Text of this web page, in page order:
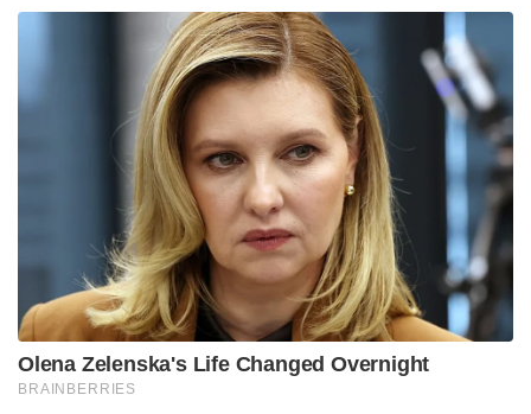
വിസമ്മതിച്ചതിന് സാമ്പത്തിക ഉപരോധം
ഏർപ്പെടുത്തുമെന്ന് പ്രസിഡന്റ് ഡൊണാൾഡ് ട്രംപ്
ഭീഷണിപ്പെടുത്തിയതിന് തൊട്ടുപിന്നാലെയാണ് മുട്ട
ചോദിച്ചുകൊണ്ടുള്ള അമേരിക്കയുടെ ഈ സഹായ
അഭ്യർത്ഥന. അതുകൊണ്ട് തന്നെ കുറച്ച് ഡിമാൻഡ്
ഇട്ടതിന് ശേഷമേ മുട്ടക്കാര്യത്തിൽ ഡെൻമാർക്ക്
എന്തായാലും ഒരു തീരുമാനമെടുക്കൂ.
മുട്ടക്കാര്യത്തിൽ ട്രംപ് ഉടനടി എന്തെങ്കിലും പരിഹാരം
കണ്ടെത്തിയില്ലെങ്കിൽ ഭരണനിർവ്വഹണത്തിൽ ജനം
ട്രംപിന് മുട്ടമാർക്ക് തന്നെ നൽകുമെന്നതിൽ
സംശയമില്ല. വലിയ രാജ്യമാണ്. തോക്കുംറോക്കറ്റും
ഡോളറുമൊക്കെയുണ്ട് പക്ഷേ മുട്ടയ്ക്ക് വേണ്ടി
അലയന്നുവെന്നാണ് സോഷ്യൽമീഡിയകളിലെ